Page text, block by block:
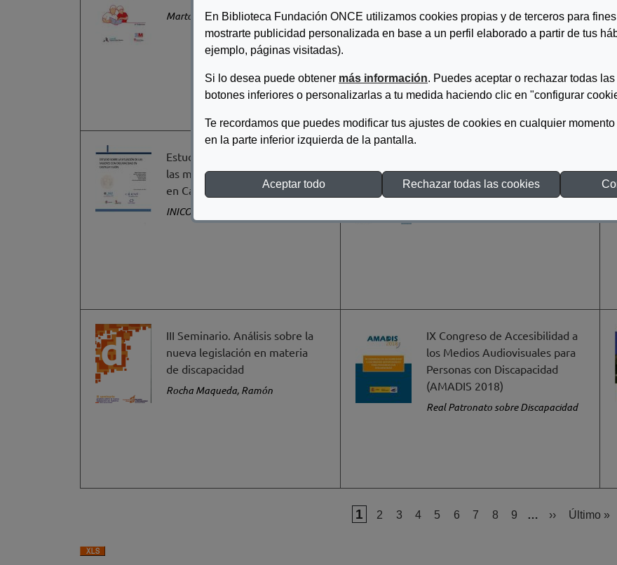
En Biblioteca Fundación ONCE utilizamos cookies propias y de terceros para
mostrarte publicidad personalizada en base a un perfil elaborado a partir de tus
ejemplo, páginas visitadas).
Si lo desea puede obtener más información. Puedes aceptar o rechazar todas
botones inferiores o personalizarlas a tu medida haciendo clic en "configurar
Te recordamos que puedes modificar tus ajustes de cookies en cualquier
en la parte inferior izquierda de la pantalla.
Aceptar todo Rechazar todas las cookies
Martorel, Almudena Salud Mental España
Estudio sobre la situación de
las mujeres con discapacidad
en Castilla y León
INICO
discapacidad en la universidad
2020-2021
III Seminario. Análisis sobre la
nueva legislación en materia
de discapacidad
Rocha Maqueda, Ramón
IX Congreso de Accesibilidad a
los Medios Audiovisuales para
Personas con Discapacidad
(AMADIS 2018)
Real Patronato sobre Discapacidad
Página actual
1 Página
2 Página
3 Página
4 Página
5 Página
6 Página
7 Página
8 Página
9 … Siguiente
›› Última
Último »